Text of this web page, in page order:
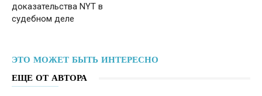
доказательства NYT в
судебном деле
ЭТО МОЖЕТ БЫТЬ ИНТЕРЕСНО
ЕЩЕ ОТ АВТОРА